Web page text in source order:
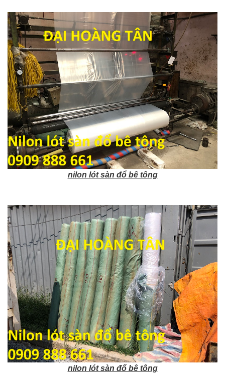
nilon lót sàn đổ bê tông
nilon lót sàn đổ bê tông